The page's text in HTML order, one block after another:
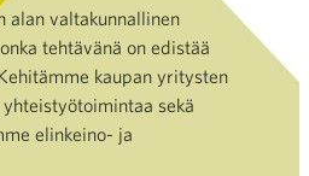
alan valtakunnallinen
tehtävänä on edistää
kaupan yritysten
sekä
elinkeino- ja